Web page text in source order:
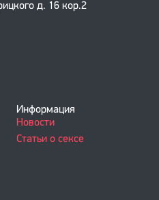
д. 16 кор.2
Информация
Новости
Статьи о сексе